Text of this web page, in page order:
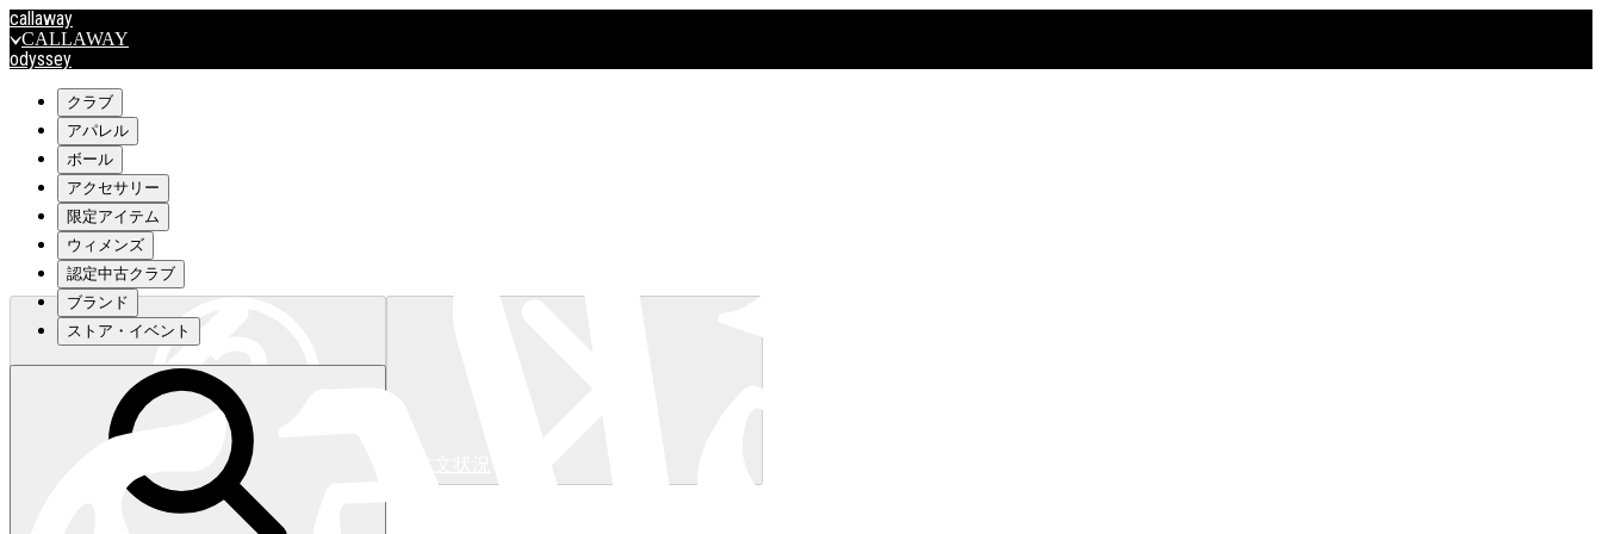
callaway
CALLAWAY
odyssey
travismathew
outlet
OUTLET
キャロウェイアパレルはこちら>>>
キャロウェイアパレルはこちら>>>
クラブ
アパレル
ボール
アクセサリー
限定アイテム
ウィメンズ
認定中古クラブ
ブランド
ストア・イベント